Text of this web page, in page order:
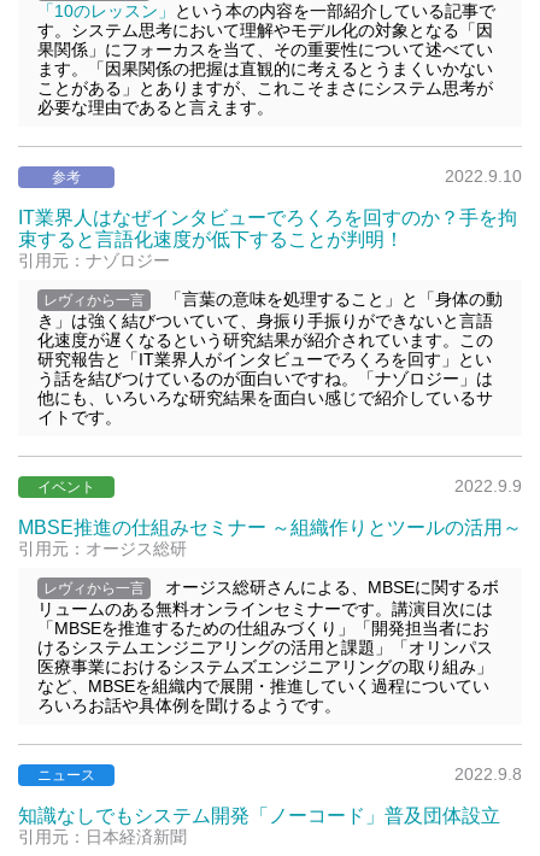
「10のレッスン」
という本の内容を一部紹介している記事で
す。システム思考において理解やモデル化の対象となる「因
果関係」にフォーカスを当て、その重要性について述べてい
ます。「因果関係の把握は直観的に考えるとうまくいかない
ことがある」とありますが、これこそまさにシステム思考が
必要な理由であると言えます。
参考 2022.9.10
IT業界人はなぜインタビューでろくろを回すのか？手を拘
束すると言語化速度が低下することが判明！
引用元：ナゾロジー
レヴィから一言
「言葉の意味を処理すること」と「身体の動
き」は強く結びついていて、身振り手振りができないと言語
化速度が遅くなるという研究結果が紹介されています。この
研究報告と「IT業界人がインタビューでろくろを回す」とい
う話を結びつけているのが面白いですね。「ナゾロジー」は
他にも、いろいろな研究結果を面白い感じで紹介しているサ
イトです。
イベント 2022.9.9
MBSE推進の仕組みセミナー ～組織作りとツールの活用～
引用元：オージス総研
レヴィから一言
オージス総研さんによる、MBSEに関するボ
リュームのある無料オンラインセミナーです。講演目次には
「MBSEを推進するための仕組みづくり」「開発担当者にお
けるシステムエンジニアリングの活用と課題」「オリンパス
医療事業におけるシステムズエンジニアリングの取り組み」
など、MBSEを組織内で展開・推進していく過程についてい
ろいろお話や具体例を聞けるようです。
ニュース 2022.9.8
知識なしでもシステム開発「ノーコード」普及団体設立
引用元：日本経済新聞